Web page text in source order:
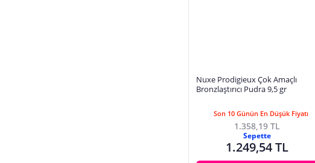
Nuxe Prodigieux Çok Amaçlı
Bronzlaştırıcı Pudra 9,5 gr
Son 10 Günün En Düşük Fiyatı
1.358,19 TL
Sepette
1.249,54 TL